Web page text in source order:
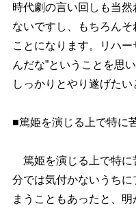
時代劇の言い回しも当
ないですし、もちろん
ことになります。リハ
んだな”ということを思
しっかりとやり遂げたい
■篤姫を演じる上で特に
篤姫を演じる上で特に
分では気付かないうち
まうこともあったと、明